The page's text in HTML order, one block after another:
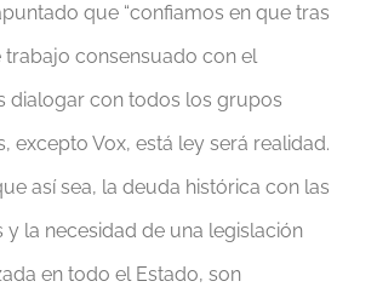
que “confiamos en que tras
trabajo consensuado con el
dialogar con todos los grupos
excepto Vox, está ley será realidad.
así sea, la deuda histórica con las
y la necesidad de una legislación
en todo el Estado, son